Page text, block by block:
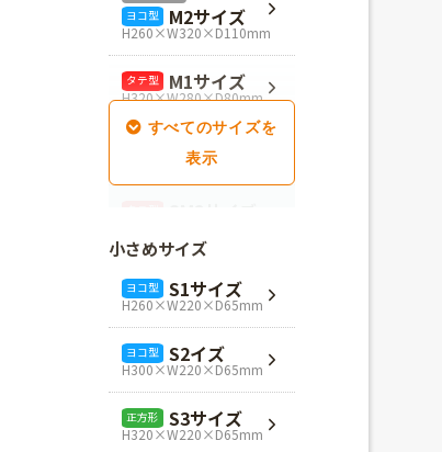
ヨコ型 M2サイズ
H260×W320×D110mm
タテ型 M1サイズ
H320×W280×D80mm
SM1サイズ
H280×W260×D100mm
SM3サイズ
H360×W260×D100mm
L4サイズ
H360×W320×D110mm
L1サイズ
H240×W320×D110mm
小さめサイズ
ヨコ型 S1サイズ
H260×W220×D65mm
ヨコ型 S2イズ
H300×W220×D65mm
正方形 S3サイズ
H320×W220×D65mm